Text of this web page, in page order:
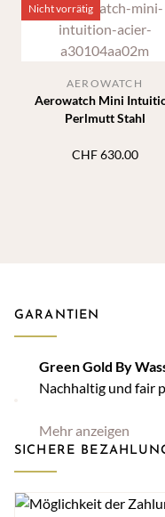
Nicht vorrätig
Aerowatch Mini
Perlmutt Stahl
AEROWATCH
CHF630.00
GARANTIEN
Green Gold By
Nachhaltig und fair
Mehr anzeigen
SICHERE